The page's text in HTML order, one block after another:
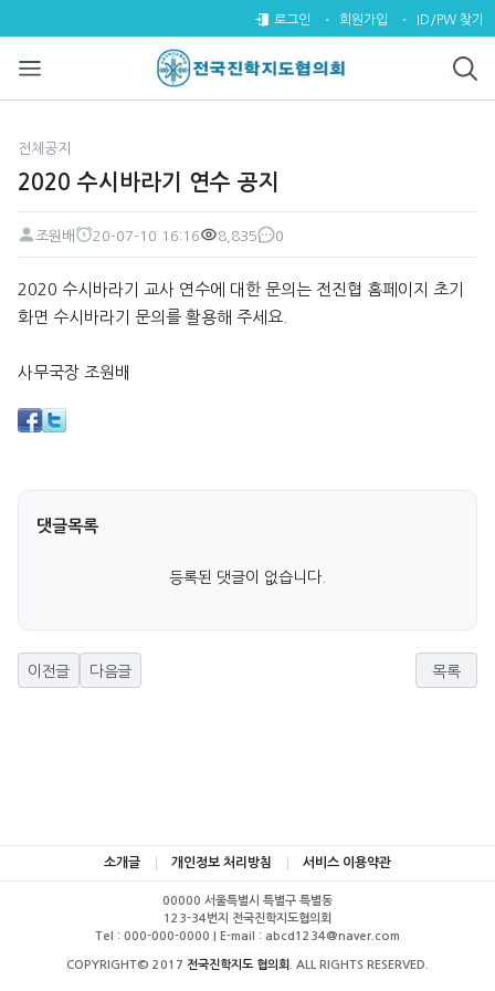
2020 수시바라기 연수 공지 > 전
로그인 회원가입 ID/PW 찾기
전체공지
2020 수시바라기 연수 공지
페이지 정보
조원배
20-07-10 16:16
8,835
댓글
0
본문
2020 수시바라기 교사 연수에 대한 문의는 전진협 홈페이지 초기
화면 수시바라기 문의를 활용해 주세요.
사무국장 조원배
댓글목록
등록된 댓글이 없습니다.
이전글 다음글 목록
소개글 개인정보 처리방침 서비스 이용약관
00000 서울특별시 특별구 특별동
123-34번지 전국진학지도협의회
Tel : 000-000-0000 | E-mail : abcd1234@naver.com
COPYRIGHT© 2017 전국진학지도 협의회 . ALL RIGHTS RESERVED.